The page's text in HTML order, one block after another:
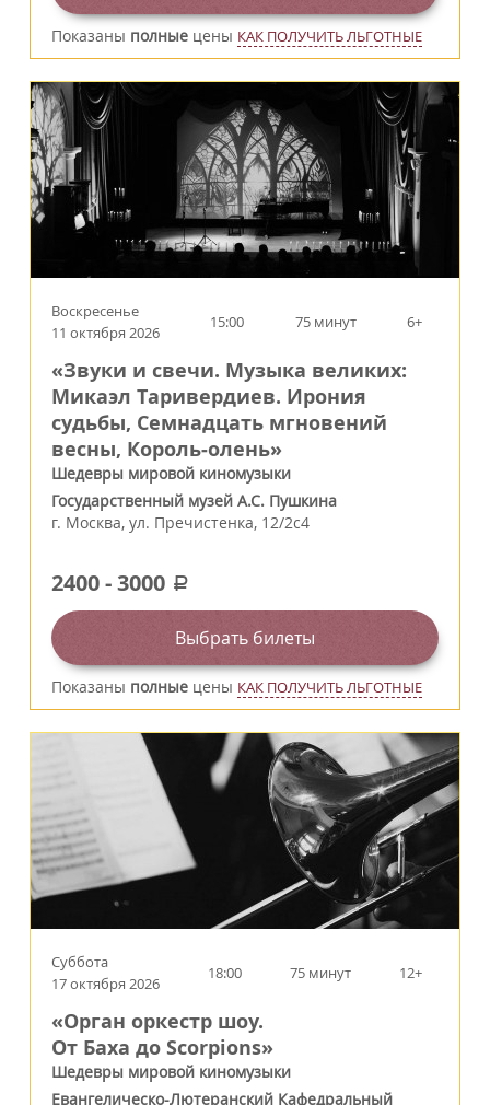
Показаны полные цены КАК ПОЛУЧИТЬ ЛЬГОТНЫЕ
Воскресенье
11 октября 2026
15:00 75 минут 6+
«Звуки и свечи. Музыка великих:
Микаэл Таривердиев. Ирония
судьбы, Семнадцать мгновений
весны, Король‑олень»
Шедевры мировой киномузыки
Государственный музей А.С. Пушкина
г. Москва, ул. Пречистенка, 12/2c4
2400-3000 a
Выбрать билеты
Показаны полные цены КАК ПОЛУЧИТЬ ЛЬГОТНЫЕ
Суббота
17 октября 2026
18:00 75 минут 12+
«Орган оркестр шоу.
От Баха до Scorpions»
Шедевры мировой киномузыки
Евангелическо-Лютеранский Кафедральный